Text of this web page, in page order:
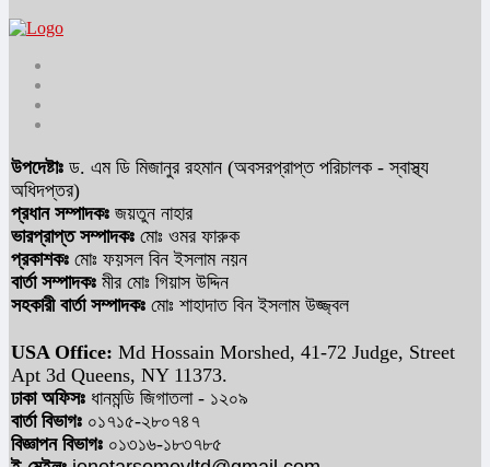
উপদেষ্টাঃ ড. এম ডি মিজানুর রহমান (অবসরপ্রাপ্ত পরিচালক - স্বাস্থ্য
অধিদপ্তর)
প্রধান সম্পাদকঃ জয়তুন নাহার
ভারপ্রাপ্ত সম্পাদকঃ মোঃ ওমর ফারুক
প্রকাশকঃ মোঃ ফয়সল বিন ইসলাম নয়ন
বার্তা সম্পাদকঃ মীর মোঃ গিয়াস উদ্দিন
সহকারী বার্তা সম্পাদকঃ মোঃ শাহাদাত বিন ইসলাম উজ্জ্বল
USA Office: Md Hossain Morshed, 41-72 Judge, Street
Apt 3d Queens, NY 11373.
ঢাকা অফিসঃ ধানমন্ডি জিগাতলা - ১২০৯
বার্তা বিভাগঃ ০১৭১৫-২৮০৭৪৭
বিজ্ঞাপন বিভাগঃ ০১৩১৬-১৮৩৭৮৫